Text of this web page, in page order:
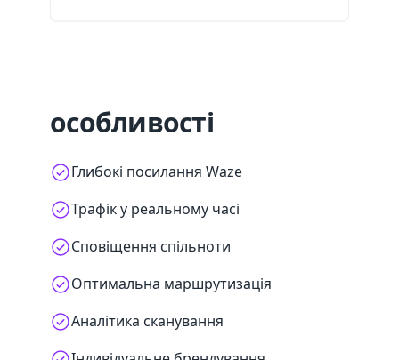
особливості
Глибокі посилання Waze
Трафік у реальному часі
Сповіщення спільноти
Оптимальна маршрутизація
Аналітика сканування